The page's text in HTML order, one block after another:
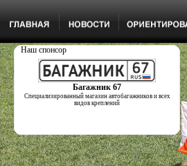
Наш спонсор
Багажник 67
Специализированный магазин автобагажников и всех
видов креплений